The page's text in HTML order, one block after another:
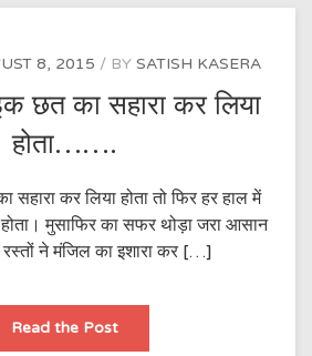
8, 2015 BY SATISH KASERA
छत का सहारा कर लिया
होता…….
कर लिया होता तो फिर हर हाल में
मुसाफिर का सफर थोड़ा जरा आसान
रस्तों ने मंजिल का इशारा कर […]
Read the Postकहीं